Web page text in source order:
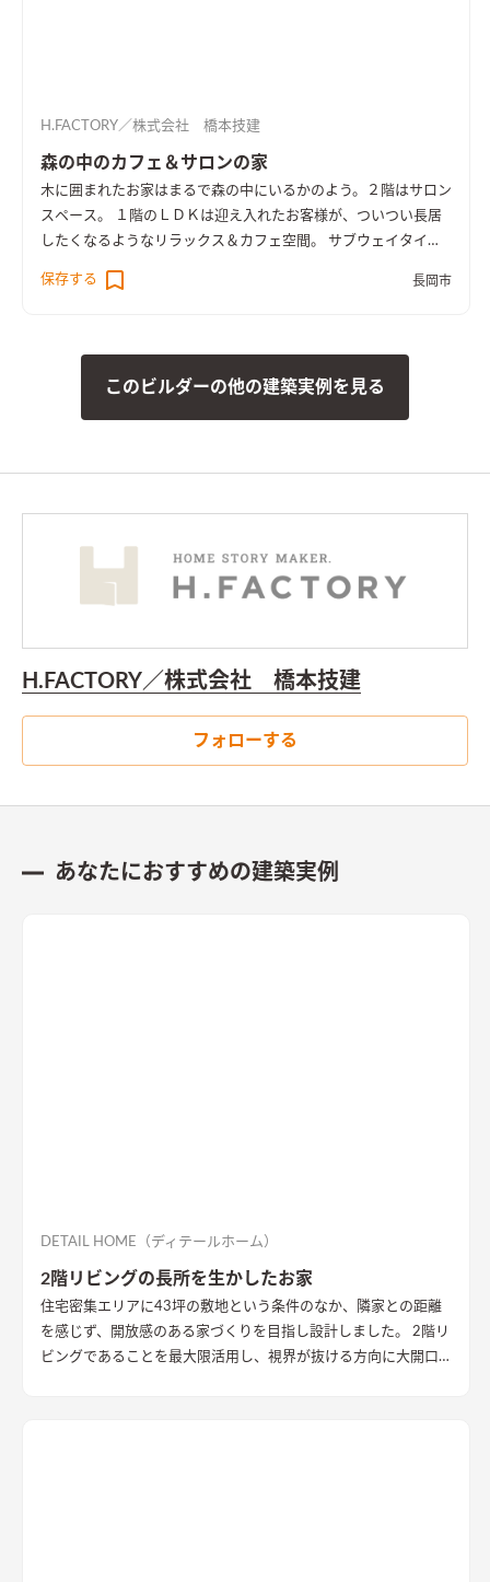
H.FACTORY／株式会社 橋本技建
森の中のカフェ＆サロンの家
木に囲まれたお家はまるで森の中にいるかのよう。２階はサロン
スペース。 １階のＬＤＫは迎え入れたお客様が、ついつい長居
したくなるようなリラックス＆カフェ空間。 サブウェイタイル
棚』にも。
保存する 長岡市
このビルダーの他の建築実例を見る
H.FACTORY／株式会社 橋本技建
フォローする
あなたにおすすめの建築実例
DETAIL HOME（ディテールホーム）
2階リビングの長所を生かしたお家
住宅密集エリアに43坪の敷地という条件のなか、隣家との距離
を感じず、開放感のある家づくりを目指し設計しました。 2階リ
ビングであることを最大限活用し、視界が抜ける方向に大開口